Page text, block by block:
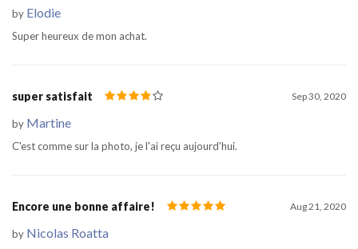
by Elodie
Super heureux de mon achat.
super satisfait Sep 30, 2020
by Martine
C'est comme sur la photo, je l'ai reçu aujourd'hui.
Encore une bonne affaire! Aug 21, 2020
by Nicolas Roatta